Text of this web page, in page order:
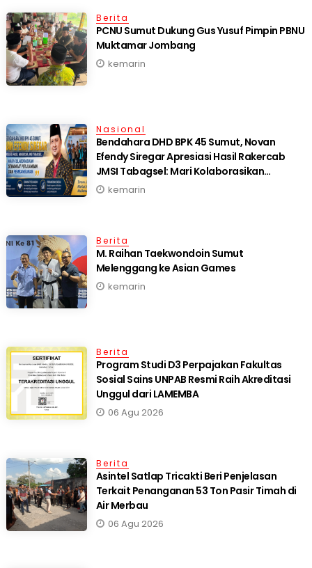
Berita
PCNU Sumut Dukung Gus Yusuf Pimpin PBNU
Muktamar Jombang
kemarin
Nasional
Bendahara DHD BPK 45 Sumut, Novan
Efendy Siregar Apresiasi Hasil Rakercab
JMSI Tabagsel: Mari Kolaborasikan
Semangat Perjuangan dan Pembangunan
kemarin
Berita
M. Raihan Taekwondoin Sumut
Melenggang ke Asian Games
kemarin
Berita
Program Studi D3 Perpajakan Fakultas
Sosial Sains UNPAB Resmi Raih Akreditasi
Unggul dari LAMEMBA
06 Agu 2026
Berita
Asintel Satlap Tricakti Beri Penjelasan
Terkait Penanganan 53 Ton Pasir Timah di
Air Merbau
06 Agu 2026